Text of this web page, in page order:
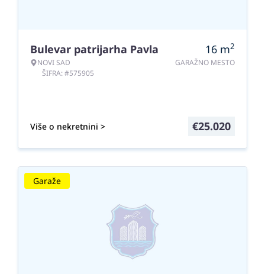
Bulevar patrijarha Pavla
NOVI SAD
ŠIFRA: #575905
16 m2
GARAŽNO MESTO
Više o nekretnini > €25.020
Garaže